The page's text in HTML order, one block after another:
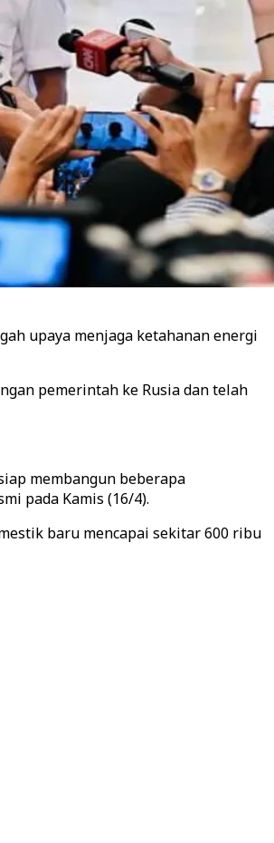
upaya menjaga ketahanan energi
pemerintah ke Rusia dan telah
membangun beberapa
pada Kamis (16/4).
baru mencapai sekitar 600 ribu